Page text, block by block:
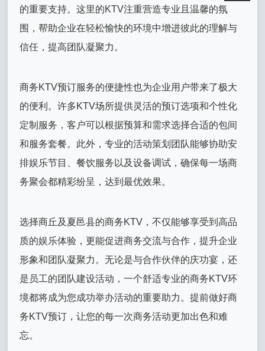
的重要支持。这里的KTV注重营造专业且温馨的氛
围，帮助企业在轻松愉快的环境中增进彼此的理解与
信任，提高团队凝聚力。
商务KTV预订服务的便捷性也为企业用户带来了极大
的便利。许多KTV场所提供灵活的预订选项和个性化
定制服务，客户可以根据预算和需求选择合适的包间
和服务套餐。此外，专业的活动策划团队能够协助安
排娱乐节目、餐饮服务以及设备调试，确保每一场商
务聚会都精彩纷呈，达到最优效果。
选择商丘及夏邑县的商务KTV，不仅能够享受到高品
质的娱乐体验，更能促进商务交流与合作，提升企业
形象和团队凝聚力。无论是与合作伙伴的庆功宴，还
是员工的团队建设活动，一个舒适专业的商务KTV环
境都将成为您成功举办活动的重要助力。提前做好商
务KTV预订，让您的每一次商务活动更加出色和难
忘。